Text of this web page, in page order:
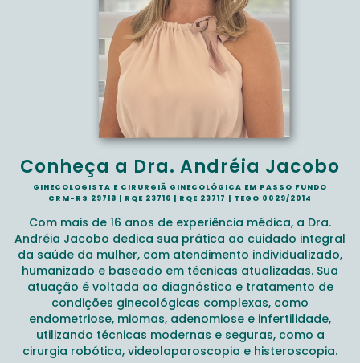
Conheça a Dra. Andréia Jacobo
GINECOLOGISTA E CIRURGIÃ GINECOLÓGICA EM PASSO FUNDO
CRM-RS 29718 | RQE 23716 | RQE 23717 | TEGO 0029/2014
Com mais de 16 anos de experiência médica, a Dra.
Andréia Jacobo dedica sua prática ao cuidado integral
da saúde da mulher, com atendimento individualizado,
humanizado e baseado em técnicas atualizadas. Sua
atuação é voltada ao diagnóstico e tratamento de
condições ginecológicas complexas, como
endometriose, miomas, adenomiose e infertilidade,
utilizando técnicas modernas e seguras, como a
cirurgia robótica, videolaparoscopia e histeroscopia.